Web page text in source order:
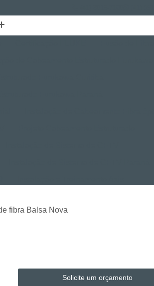
BVMS
Licenças Instalação Digifort
Sistema de Automação
fibra Balsa Nova
Solicite um orçamento